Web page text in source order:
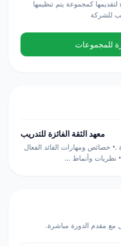
كمجموعة يتم تنظيمها
للشركة
للمجموعات
معهد الثقة الفائزة للتدريب
.• خصائص ومهارات القائد الفعال
.• نظريات وأنماط ...
مقدم الدورة مباشرة.